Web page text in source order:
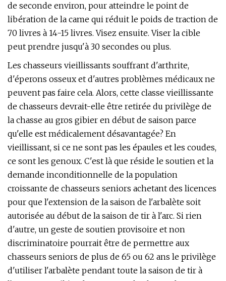
de seconde environ, pour atteindre le point de
libération de la came qui réduit le poids de traction de
70 livres à 14-15 livres. Visez ensuite. Viser la cible
peut prendre jusqu'à 30 secondes ou plus.
Les chasseurs vieillissants souffrant d'arthrite,
d'éperons osseux et d'autres problèmes médicaux ne
peuvent pas faire cela. Alors, cette classe vieillissante
de chasseurs devrait-elle être retirée du privilège de
la chasse au gros gibier en début de saison parce
qu'elle est médicalement désavantagée? En
vieillissant, si ce ne sont pas les épaules et les coudes,
ce sont les genoux. C'est là que réside le soutien et la
demande inconditionnelle de la population
croissante de chasseurs seniors achetant des licences
pour que l'extension de la saison de l'arbalète soit
autorisée au début de la saison de tir à l'arc. Si rien
d'autre, un geste de soutien provisoire et non
discriminatoire pourrait être de permettre aux
chasseurs seniors de plus de 65 ou 62 ans le privilège
d'utiliser l'arbalète pendant toute la saison de tir à